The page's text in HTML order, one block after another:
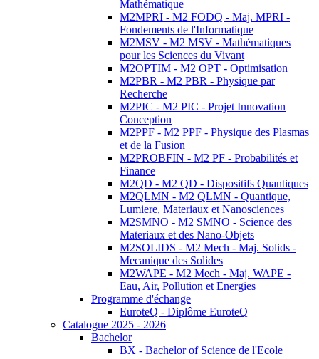
Mathématique
M2MPRI - M2 FODQ - Maj. MPRI -
Fondements de l'Informatique
M2MSV - M2 MSV - Mathématiques
pour les Sciences du Vivant
M2OPTIM - M2 OPT - Optimisation
M2PBR - M2 PBR - Physique par
Recherche
M2PIC - M2 PIC - Projet Innovation
Conception
M2PPF - M2 PPF - Physique des Plasmas
et de la Fusion
M2PROBFIN - M2 PF - Probabilités et
Finance
M2QD - M2 QD - Dispositifs Quantiques
M2QLMN - M2 QLMN - Quantique,
Lumiere, Materiaux et Nanosciences
M2SMNO - M2 SMNO - Science des
Materiaux et des Nano-Objets
M2SOLIDS - M2 Mech - Maj. Solids -
Mecanique des Solides
M2WAPE - M2 Mech - Maj. WAPE -
Eau, Air, Pollution et Energies
Programme d'échange
EuroteQ - Diplôme EuroteQ
Catalogue 2025 - 2026
Bachelor
BX - Bachelor of Science de l'Ecole